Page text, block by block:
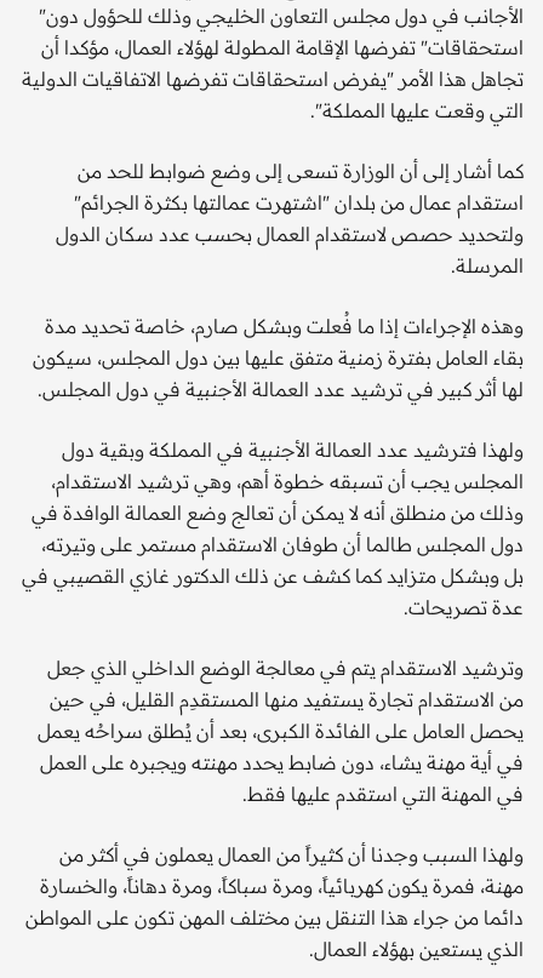
الأجانب في دول مجلس التعاون الخليجي وذلك للحؤول دون"
استحقاقات" تفرضها الإقامة المطولة لهؤلاء العمال، مؤكدا أن
تجاهل هذا الأمر "يفرض استحقاقات تفرضها الاتفاقيات الدولية
التي وقعت عليها المملكة".
كما أشار إلى أن الوزارة تسعى إلى وضع ضوابط للحد من
استقدام عمال من بلدان "اشتهرت عمالتها بكثرة الجرائم"
ولتحديد حصص لاستقدام العمال بحسب عدد سكان الدول
المرسلة.
وهذه الإجراءات إذا ما فُعلت وبشكل صارم، خاصة تحديد مدة
بقاء العامل بفترة زمنية متفق عليها بين دول المجلس، سيكون
لها أثر كبير في ترشيد عدد العمالة الأجنبية في دول المجلس.
ولهذا فترشيد عدد العمالة الأجنبية في المملكة وبقية دول
المجلس يجب أن تسبقه خطوة أهم، وهي ترشيد الاستقدام،
وذلك من منطلق أنه لا يمكن أن تعالج وضع العمالة الوافدة في
دول المجلس طالما أن طوفان الاستقدام مستمر على وتيرته،
بل وبشكل متزايد كما كشف عن ذلك الدكتور غازي القصيبي في
عدة تصريحات.
وترشيد الاستقدام يتم في معالجة الوضع الداخلي الذي جعل
من الاستقدام تجارة يستفيد منها المستقدِم القليل، في حين
يحصل العامل على الفائدة الكبرى، بعد أن يُطلق سراحُه يعمل
في أية مهنة يشاء، دون ضابط يحدد مهنته ويجبره على العمل
في المهنة التي استقدم عليها فقط.
ولهذا السبب وجدنا أن كثيراً من العمال يعملون في أكثر من
مهنة، فمرة يكون كهربائياً، ومرة سباكاً، ومرة دهاناً، والخسارة
دائما من جراء هذا التنقل بين مختلف المهن تكون على المواطن
الذي يستعين بهؤلاء العمال.